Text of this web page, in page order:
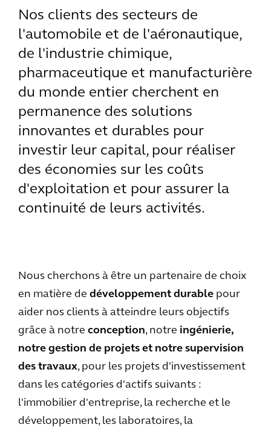
Nos clients des secteurs de
l'automobile et de l'aéronautique,
de l'industrie chimique,
pharmaceutique et manufacturière
du monde entier cherchent en
permanence des solutions
innovantes et durables pour
investir leur capital, pour réaliser
des économies sur les coûts
d'exploitation et pour assurer la
continuité de leurs activités.
Nous cherchons à être un partenaire de choix
en matière de développement durable pour
aider nos clients à atteindre leurs objectifs
grâce à notre conception, notre ingénierie,
notre gestion de projets et notre supervision
des travaux, pour les projets d'investissement
dans les catégories d'actifs suivants :
l'immobilier d'entreprise, la recherche et le
développement, les laboratoires, la